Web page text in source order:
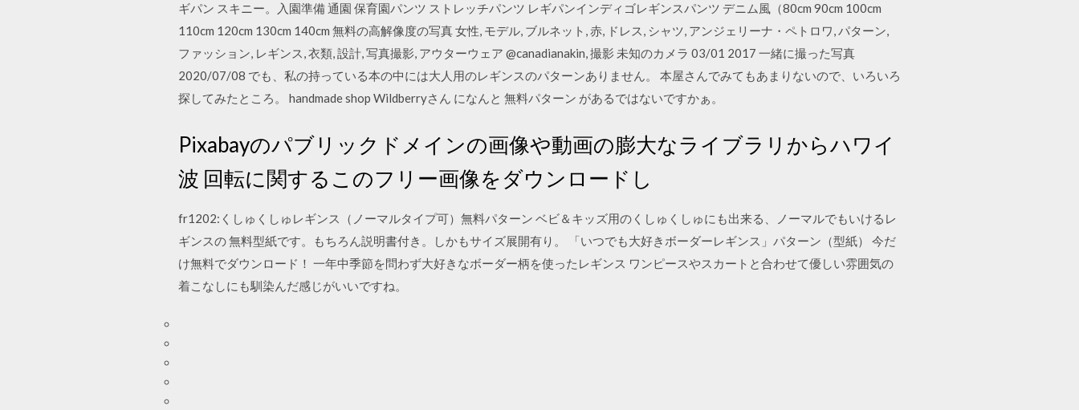
ギパン スキニー。入園準備 通園 保育園パンツ ストレッチパンツ レギパンインディゴレギンスパンツ デニム風（80cm 90cm 100cm
110cm 120cm 130cm 140cm 無料の高解像度の写真 女性, モデル, ブルネット, 赤, ドレス, シャツ, アンジェリーナ・ペトロワ, パターン,
ファッション, レギンス, 衣類, 設計, 写真撮影, アウターウェア @canadianakin, 撮影 未知のカメラ 03/01 2017 一緒に撮った写真
2020/07/08 でも、私の持っている本の中には大人用のレギンスのパターンありません。 本屋さんでみてもあまりないので、いろいろ
探してみたところ。 handmade shop Wildberryさん になんと 無料パターン があるではないですかぁ。
Pixabayのパブリックドメインの画像や動画の膨大なライブラリからハワイ
波 回転に関するこのフリー画像をダウンロードし
fr1202:くしゅくしゅレギンス（ノーマルタイプ可）無料パターン ベビ＆キッズ用のくしゅくしゅにも出来る、ノーマルでもいけるレ
ギンスの 無料型紙です。もちろん説明書付き。しかもサイズ展開有り。 「いつでも大好きボーダーレギンス」パターン（型紙） 今だ
け無料でダウンロード！ 一年中季節を問わず大好きなボーダー柄を使ったレギンス ワンピースやスカートと合わせて優しい雰囲気の
着こなしにも馴染んだ感じがいいですね。